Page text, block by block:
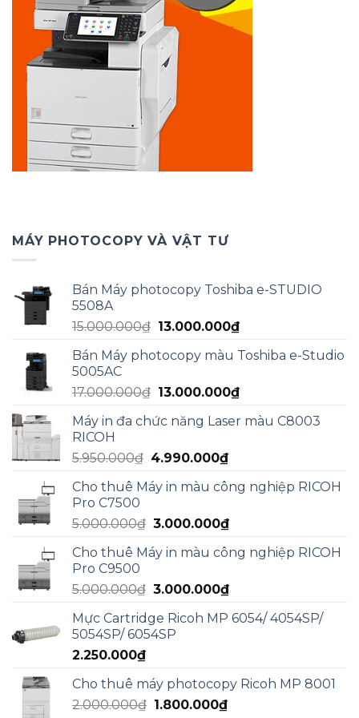
MÁY PHOTOCOPY VÀ VẬT TƯ
Bán Máy photocopy Toshiba e-STUDIO
5508A
15.000.000₫ Giá
là:
13.000.000₫Giá
tại
13.000.000₫.
Bán Máy photocopy màu Toshiba e-Studio
5005AC
17.000.000₫ Giá
là:
13.000.000₫Giá
tại
Máy in đa chức năng Laser màu C8003
RICOH
5.950.000₫ Giá
là:
4.990.000₫Giá
tại
4.990.000₫.
Cho thuê Máy in màu công nghiệp RICOH
Pro C7500
5.000.000₫ Giá
là:
3.000.000₫Giá
tại
3.000.000₫.
Cho thuê Máy in màu công nghiệp RICOH
Pro C9500
5.000.000₫ Giá
là:
5.000.000₫.
3.000.000₫Giá
tại
Mực Cartridge Ricoh MP 6054/ 4054SP/
5054SP/ 6054SP
2.250.000₫
Cho thuê máy photocopy Ricoh MP 8001
2.000.000₫ Giá
1.800.000₫Giá